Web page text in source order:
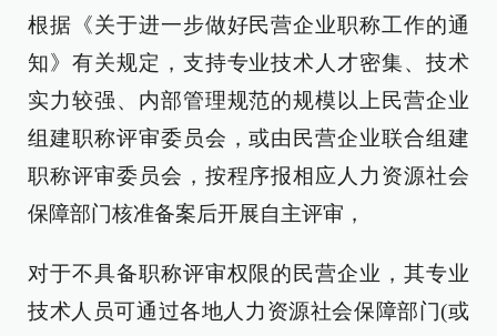
根据《关于进一步做好民营企业职称工作的通
知》有关规定，支持专业技术人才密集、技术
实力较强、内部管理规范的规模以上民营企业
组建职称评审委员会，或由民营企业联合组建
职称评审委员会，按程序报相应人力资源社会
保障部门核准备案后开展自主评审，
对于不具备职称评审权限的民营企业，其专业
技术人员可通过各地人力资源社会保障部门(或